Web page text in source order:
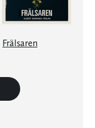
Frälsaren